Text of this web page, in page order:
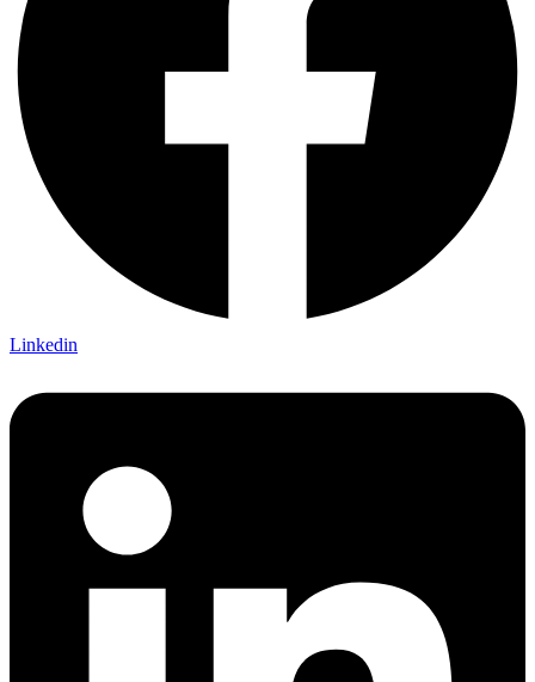
Linkedin